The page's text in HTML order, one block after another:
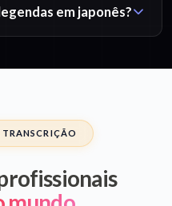
em japonês?